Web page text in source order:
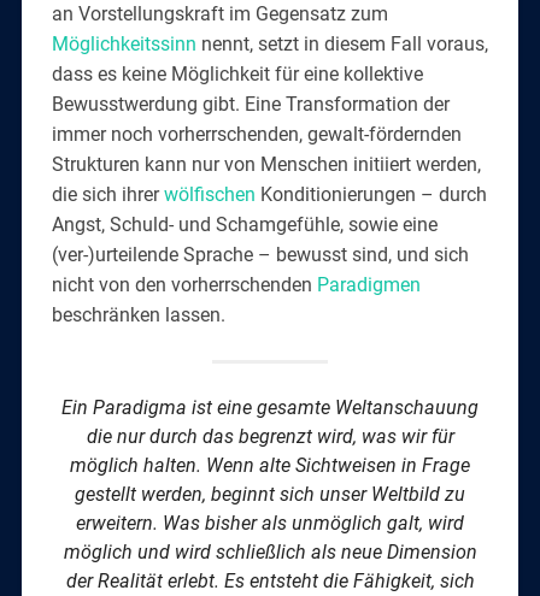
an Vorstellungskraft im Gegensatz zum
Möglichkeitssinn nennt, setzt in diesem Fall voraus,
dass es keine Möglichkeit für eine kollektive
Bewusstwerdung gibt. Eine Transformation der
immer noch vorherrschenden, gewalt-fördernden
Strukturen kann nur von Menschen initiiert werden,
die sich ihrerwölfischen Konditionierungen – durch
Angst, Schuld- und Schamgefühle, sowie eine
(ver-)urteilende Sprache – bewusst sind, und sich
nicht von den vorherrschenden Paradigmen
beschränken lassen.
Ein Paradigma ist eine gesamte Weltanschauung
die nur durch das begrenzt wird, was wir für
möglich halten. Wenn alte Sichtweisen in Frage
gestellt werden, beginnt sich unser Weltbild zu
erweitern. Was bisher als unmöglich galt, wird
möglich und wird schließlich als neue Dimension
der Realität erlebt. Es entsteht die Fähigkeit, sich